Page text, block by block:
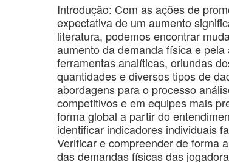
Introdução: Com as ações de
expectativa de um aumento
literatura, podemos encontrar
aumento da demanda física e
ferramentas analíticas, oriundas
quantidades e diversos tipos de
abordagens para o processo
competitivos e em equipes mais
forma global a partir do
identificar indicadores individuais
Verificar e compreender de forma
das demandas físicas das